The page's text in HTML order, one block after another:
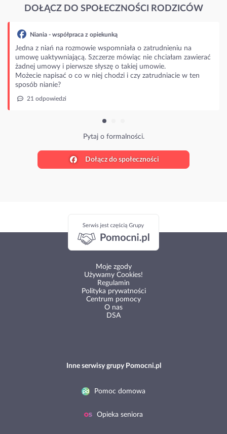
DOŁĄCZ DO SPOŁECZNOŚCI RODZICÓW
Niania - współpraca z opiekunką
Jedna z niań na rozmowie wspomniała o zatrudnieniu na
umowę uaktywniającą. Szczerze mówiąc nie chciałam zawierać
żadnej umowy i pierwsze słyszę o takiej umowie.
Możecie napisać o co w niej chodzi i czy zatrudniacie w ten
sposób nianie?
21 odpowiedzi
Pytaj o formalności.
Dołącz do społeczności
Moje zgody
Używamy Cookies!
Regulamin
Polityka prywatności
Centrum pomocy
O nas
DSA
Inne serwisy grupy Pomocni.pl
Pomoc domowa
Opieka seniora